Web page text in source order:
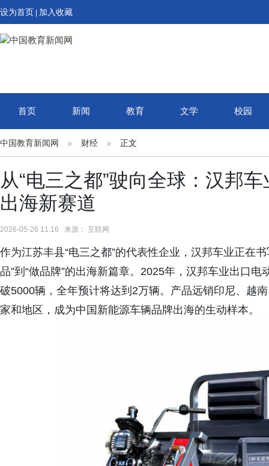
设为首页 加入收藏
首页 新闻 教育 文学 校园
中国教育新闻网 财经 正文
从“电三之都”驶向全球：汉邦
出海新赛道
2026-05-26 11:16 来源： 互联网
作为江苏丰县“电三之都”的代表性企业，汉邦车业正在书
品”到“做品牌”的出海新篇章。2025年，汉邦车业出口
破5000辆，全年预计将达到2万辆。产品远销印尼、越
家和地区，成为中国新能源车辆品牌出海的生动样本。